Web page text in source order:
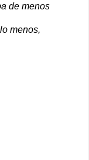
de menos
menos,